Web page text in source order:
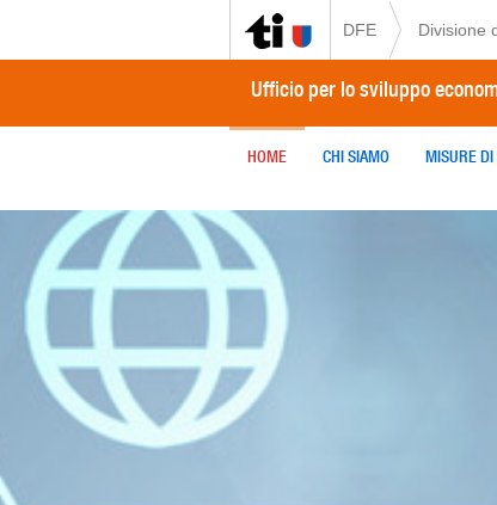
DFE Divisione
Ufficio per lo sviluppo
HOME CHI SIAMO MISURE DI